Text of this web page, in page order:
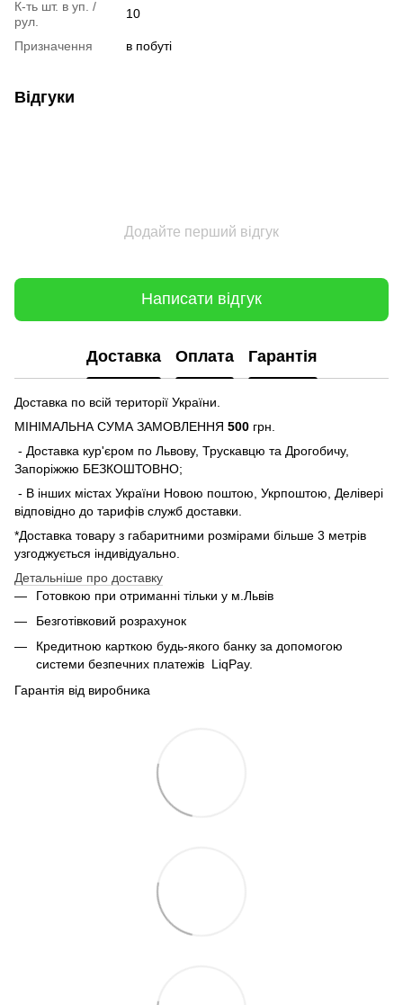
К-ть шт. в уп. /
рул.
10
Призначення в побуті
Відгуки
Додайте перший відгук
Написати відгук
Доставка Оплата Гарантія
Доставка по всій території України.
МІНІМАЛЬНА СУМА ЗАМОВЛЕННЯ 500 грн.
- Доставка кур'єром по Львову, Трускавцю та Дрогобичу,
Запоріжжю БЕЗКОШТОВНО;
- В інших містах України Новою поштою, Укрпоштою, Делівері
відповідно до тарифів служб доставки.
*Доставка товару з габаритними розмірами більше 3 метрів
узгоджується індивідуально.
Детальніше про доставку
Готовкою при отриманні тільки у м.Львів
Безготівковий розрахунок
Кредитною карткою будь-якого банку за допомогою
системи безпечних платежів LiqPay.
Гарантія від виробника